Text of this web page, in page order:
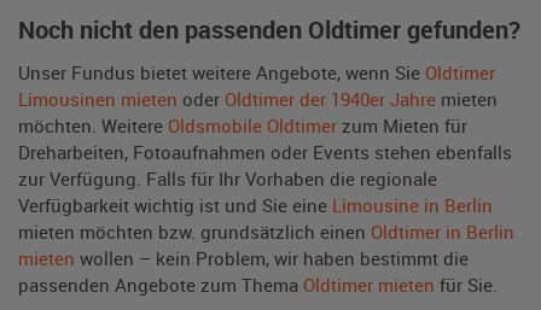
Noch nicht den passenden Oldtimer gefunden?
Unser Fundus bietet weitere Angebote, wenn Sie Oldtimer
Limousinen mieten oder Oldtimer der 1940er Jahre mieten
möchten. Weitere Oldsmobile Oldtimer zum Mieten für
Dreharbeiten, Fotoaufnahmen oder Events stehen ebenfalls
zur Verfügung. Falls für Ihr Vorhaben die regionale
Verfügbarkeit wichtig ist und Sie eine Limousine in Berlin
mieten möchten bzw. grundsätzlich einen Oldtimer in Berlin
mieten wollen – kein Problem, wir haben bestimmt die
passenden Angebote zum Thema Oldtimer mieten für Sie.